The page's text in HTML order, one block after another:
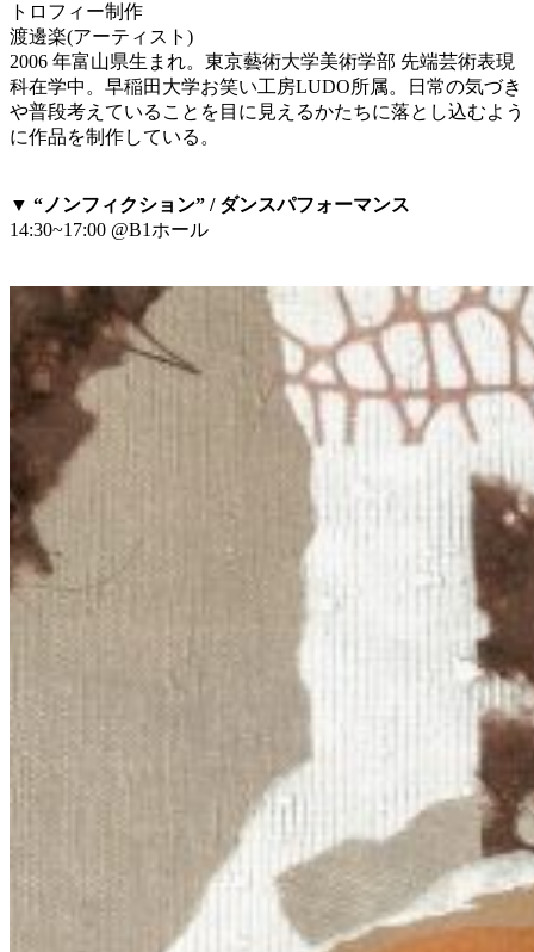
トロフィー制作
渡邊楽(アーティスト)
2006 年富山県生まれ。東京藝術大学美術学部 先端芸術表現
科在学中。早稲田大学お笑い工房LUDO所属。日常の気づき
や普段考えていることを目に見えるかたちに落とし込むよう
に作品を制作している。
▼ “ノンフィクション” / ダンスパフォーマンス
14:30~17:00 @B1ホール